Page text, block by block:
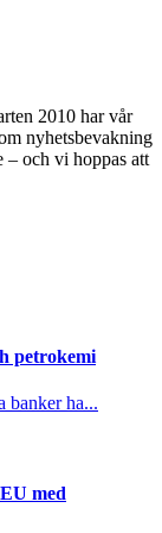
2010 har vår
nyhetsbevakning
och vi hoppas att
petrokemi
banker ha...
med